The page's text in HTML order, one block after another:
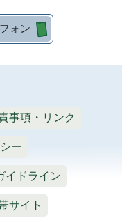
ォン
事項・リンク
ー
イドライン
サイト